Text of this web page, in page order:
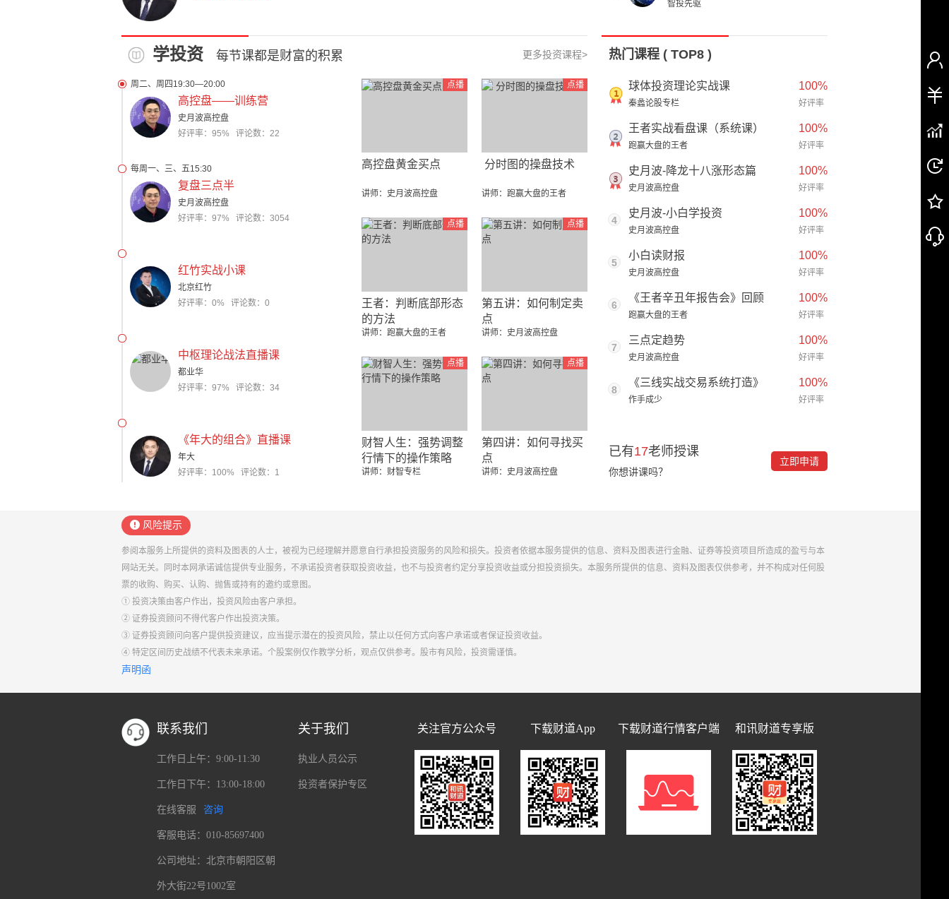
智投先驱
学投资 每节课都是财富的积累 更多投资课程>
高控盘——训练营
史月波高控盘
好评率：95% 评论数：22
周二、周四19:30—20:00
复盘三点半
史月波高控盘
好评率：97% 评论数：3054
每周一、三、五15:30
红竹实战小课
北京红竹
好评率：0% 评论数：0
中枢理论战法直播课
都业华
好评率：97% 评论数：34
《年大的组合》直播课
年大
好评率：100% 评论数：1
点播
高控盘黄金买点
讲师：史月波高控盘
点播
分时图的操盘技术
讲师：跑赢大盘的王者
点播
王者：判断底部形态
的方法
讲师：跑赢大盘的王者
点播
第五讲：如何制定卖
点
讲师：史月波高控盘
点播
财智人生：强势调整
行情下的操作策略
讲师：财智专栏
点播
第四讲：如何寻找买
点
讲师：史月波高控盘
热门课程 ( TOP8 )
球体投资理论实战课
秦蠡论股专栏
100%
好评率
王者实战看盘课（系统课）
跑赢大盘的王者
100%
好评率
史月波-降龙十八涨形态篇
史月波高控盘
100%
好评率
史月波-小白学投资
史月波高控盘
100%
好评率
4
小白读财报
史月波高控盘
100%
好评率
5
《王者辛丑年报告会》回顾
跑赢大盘的王者
100%
好评率
6
三点定趋势
史月波高控盘
100%
好评率
7
《三线实战交易系统打造》
作手成少
100%
好评率
8
已有17老师授课
你想讲课吗？
立即申请
风险提示
参阅本服务上所提供的资料及图表的人士，被视为已经理解并愿意自行承担投资服务的风险和损失。投资者依据本服务提供的信息、资料及图表进行金融、证券等投资项目所造成的盈亏与本
网站无关。同时本网承诺诚信提供专业服务，不承诺投资者获取投资收益，也不与投资者约定分享投资收益或分担投资损失。本服务所提供的信息、资料及图表仅供参考，并不构成对任何股
票的收购、购买、认购、抛售或持有的邀约或意图。
① 投资决策由客户作出，投资风险由客户承担。
② 证券投资顾问不得代客户作出投资决策。
③ 证券投资顾问向客户提供投资建议，应当提示潜在的投资风险，禁止以任何方式向客户承诺或者保证投资收益。
④ 特定区间历史战绩不代表未来承诺。个股案例仅作教学分析，观点仅供参考。股市有风险，投资需谨慎。
声明函
联系我们
工作日上午：9:00-11:30
工作日下午：13:00-18:00
在线客服 咨询
客服电话：010-85697400
公司地址：北京市朝阳区朝
外大街22号1002室
和讯财道专享版
下载财道行情客户端
下载财道App
关注官方公众号
关于我们
执业人员公示
投资者保护专区